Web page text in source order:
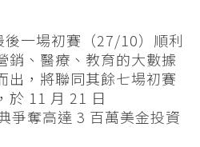
一場初賽（27/10）順利
銷、醫療、教育的大數據
出，將聯同其餘七場初賽
於 11 月 21 日
奪高達 3 百萬美金投資